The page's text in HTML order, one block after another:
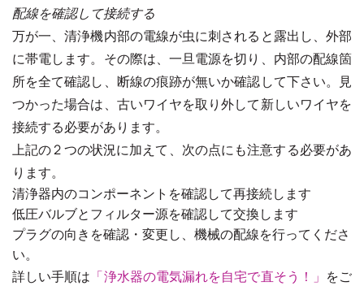
配線を確認して接続する
万が一、清浄機内部の電線が虫に刺されると露出し、外部
に帯電します。その際は、一旦電源を切り、内部の配線箇
所を全て確認し、断線の痕跡が無いか確認して下さい。見
つかった場合は、古いワイヤを取り外して新しいワイヤを
接続する必要があります。
上記の 2 つの状況に加えて、次の点にも注意する必要があ
ります。
清浄器内のコンポーネントを確認して再接続します
低圧バルブとフィルター源を確認して交換します
プラグの向きを確認・変更し、機械の配線を行ってくださ
い。
詳しい手順は 「浄水器の電気漏れを自宅で直そう！」 をご